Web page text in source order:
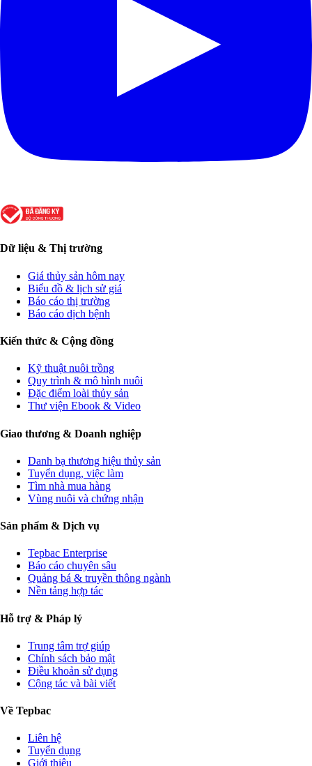
Dữ liệu & Thị trường
Giá thủy sản hôm nay
Biểu đồ & lịch sử giá
Báo cáo thị trường
Báo cáo dịch bệnh
Kiến thức & Cộng đồng
Kỹ thuật nuôi trồng
Quy trình & mô hình nuôi
Đặc điểm loài thủy sản
Thư viện Ebook & Video
Giao thương & Doanh nghiệp
Danh bạ thương hiệu thủy sản
Tuyển dụng, việc làm
Tìm nhà mua hàng
Vùng nuôi và chứng nhận
Sản phẩm & Dịch vụ
Tepbac Enterprise
Báo cáo chuyên sâu
Quảng bá & truyền thông ngành
Nền tảng hợp tác
Hỗ trợ & Pháp lý
Trung tâm trợ giúp
Chính sách bảo mật
Điều khoản sử dụng
Cộng tác và bài viết
Về Tepbac
Liên hệ
Tuyển dụng
Giới thiệu